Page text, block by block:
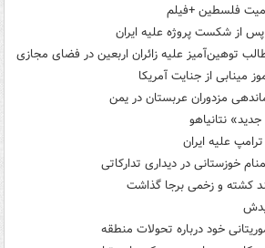
فلسطین +فیلم
از شکست پروژه علیه ایران
توهین‌آمیز علیه زائران اربعین در فضای مجازی
مینابی از جنایت آمریکا
مزدوران عربستان در یمن
نتانیاهو
علیه ایران
خوزستانی در دیداری تدارکاتی
کشته و زخمی برجا گذاشت
خود درباره تحولات منطقه